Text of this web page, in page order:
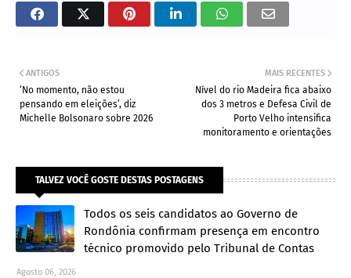
MAIS RECENTES
Nível do rio Madeira fica abaixo
dos 3 metros e Defesa Civil de
Porto Velho intensifica
monitoramento e orientações
ANTIGOS
‘No momento, não estou
pensando em eleições’, diz
Michelle Bolsonaro sobre 2026
TALVEZ VOCÊ GOSTE DESTAS POSTAGENS
Todos os seis candidatos ao Governo de
Rondônia confirmam presença em encontro
técnico promovido pelo Tribunal de Contas
Agosto 06, 2026